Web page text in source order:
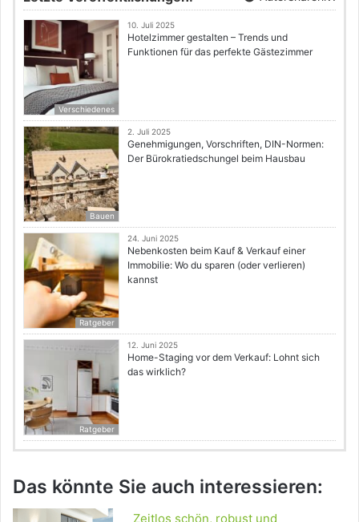
Verschiedenes
10. Juli 2025
Hotelzimmer gestalten – Trends und
Funktionen für das perfekte Gästezimmer
Bauen
2. Juli 2025
Genehmigungen, Vorschriften, DIN-Normen:
Der Bürokratiedschungel beim Hausbau
Ratgeber
24. Juni 2025
Nebenkosten beim Kauf & Verkauf einer
Immobilie: Wo du sparen (oder verlieren)
kannst
Ratgeber
12. Juni 2025
Home-Staging vor dem Verkauf: Lohnt sich
das wirklich?
Das könnte Sie auch interessieren:
Zeitlos schön, robust und